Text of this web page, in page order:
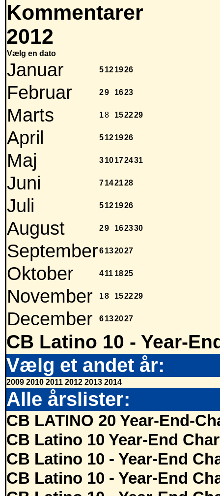
Kommentarer
2012
Vælg en dato
Januar 5121926
Februar 29 1623
Marts 18 152229
April 5121926
Maj 310172431
Juni 7142128
Juli 5121926
August 29 162330
September6132027
Oktober 411 1825
November 18 152229
December 6132027
CB Latino 10 - Year-
Vælg et andet år:
2009 2010 2011 2012 2013 2014
Alle årslister:
CB LATINO 20 Year-End-
CB Latino 10 Year-End
CB Latino 10 - Year-End
CB Latino 10 - Year-End